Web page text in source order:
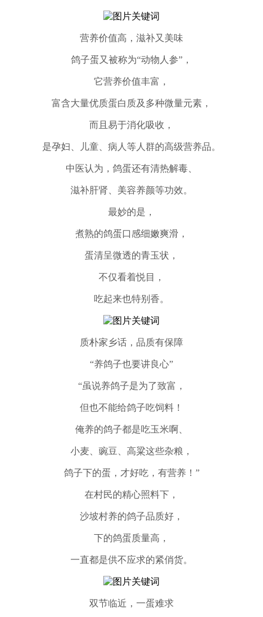
营养价值高，滋补又美味
鸽子蛋又被称为“动物人参”，
它营养价值丰富，
富含大量优质蛋白质及多种微量元素，
而且易于消化吸收，
是孕妇、儿童、病人等人群的高级营养品。
中医认为，鸽蛋还有清热解毒、
滋补肝肾、美容养颜等功效。
最妙的是，
煮熟的鸽蛋口感细嫩爽滑，
蛋清呈微透的青玉状，
不仅看着悦目，
吃起来也特别香。
质朴家乡话，品质有保障
“养鸽子也要讲良心”
“虽说养鸽子是为了致富，
但也不能给鸽子吃饲料！
俺养的鸽子都是吃玉米啊、
小麦、豌豆、高粱这些杂粮，
鸽子下的蛋，才好吃，有营养！”
在村民的精心照料下，
沙坡村养的鸽子品质好，
下的鸽蛋质量高，
一直都是供不应求的紧俏货。
双节临近，一蛋难求